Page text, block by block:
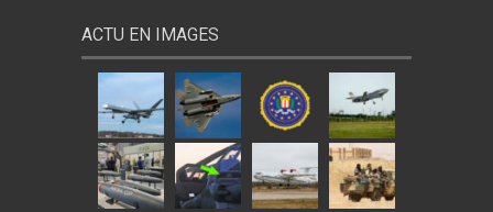
ACTU EN IMAGES